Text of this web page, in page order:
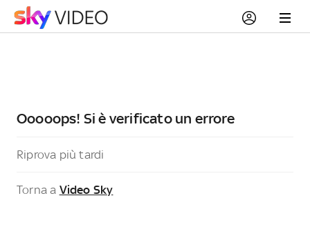
Ooooops! Si è verificato un errore
Riprova più tardi
Torna a Video Sky